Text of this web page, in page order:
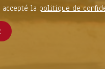
la politique de